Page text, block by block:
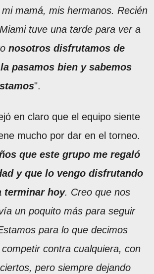
mamá, mis hermanos. Recién
tuve una tarde para ver a
nosotros disfrutamos de
pasamos bien y sabemos
".
en claro que el equipo siente
mucho por dar en el torneo.
que este grupo me regaló
y que lo vengo disfrutando
terminar hoy. Creo que nos
un poquito más para seguir
para lo que decimos
contra cualquiera, con
pero siempre dejando